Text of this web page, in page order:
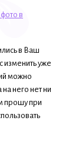
в
в Ваш
изменить уже
можно
него нет ни
прошу при